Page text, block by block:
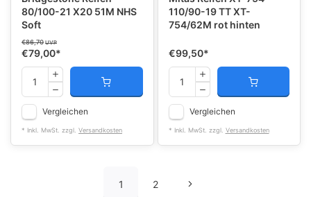
80/100-21 X20 51M NHS
Soft
€86,70 UVP
€79,00*
Vergleichen
* Inkl. MwSt. zzgl. Versandkosten
110/90-19 TT XT-
754/62M rot hinten
€99,50*
Vergleichen
* Inkl. MwSt. zzgl. Versandkosten
1 2